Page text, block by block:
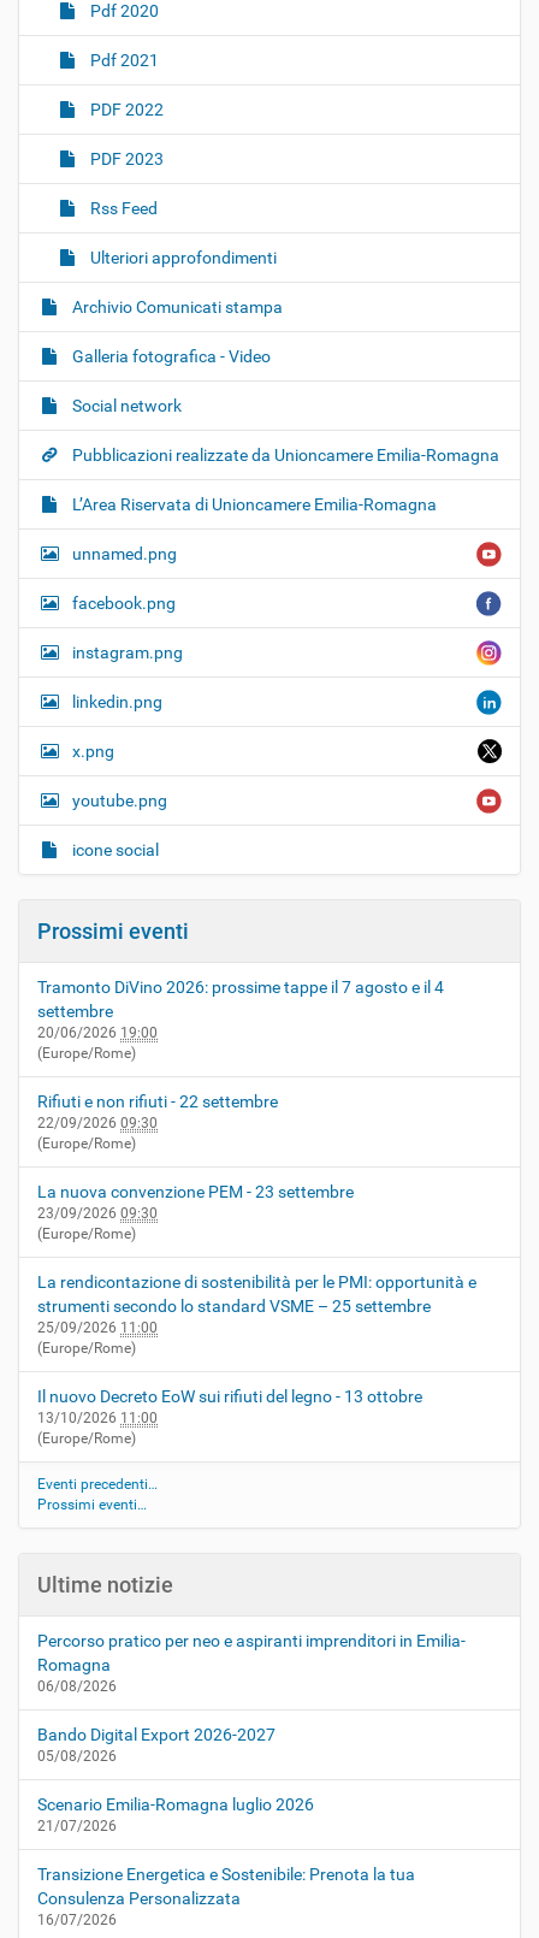
Pdf 2020
Pdf 2021
PDF 2022
PDF 2023
Rss Feed
Ulteriori approfondimenti
Archivio Comunicati stampa
Galleria fotografica - Video
Social network
Pubblicazioni realizzate da Unioncamere Emilia-Romagna
L’Area Riservata di Unioncamere Emilia-Romagna
unnamed.png
facebook.png
instagram.png
linkedin.png
x.png
youtube.png
icone social
Prossimi eventi
Tramonto DiVino 2026: prossime tappe il 7 agosto e il 4
settembre
20/06/2026 19:00
(Europe/Rome)
Rifiuti e non rifiuti - 22 settembre
22/09/2026 09:30
(Europe/Rome)
La nuova convenzione PEM - 23 settembre
23/09/2026 09:30
(Europe/Rome)
La rendicontazione di sostenibilità per le PMI: opportunità e
strumenti secondo lo standard VSME – 25 settembre
25/09/2026 11:00
(Europe/Rome)
Il nuovo Decreto EoW sui rifiuti del legno - 13 ottobre
13/10/2026 11:00
(Europe/Rome)
Eventi precedenti…
Prossimi eventi…
Ultime notizie
Percorso pratico per neo e aspiranti imprenditori in Emilia-
Romagna
06/08/2026
Bando Digital Export 2026-2027
05/08/2026
Scenario Emilia-Romagna luglio 2026
21/07/2026
Transizione Energetica e Sostenibile: Prenota la tua
Consulenza Personalizzata
16/07/2026